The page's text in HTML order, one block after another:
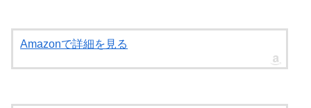
Amazonで詳細を見る